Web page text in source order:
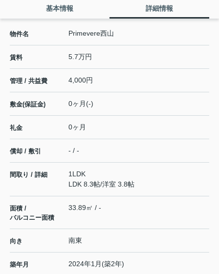
基本情報 詳細情報
物件名 Primevere西山
賃料 5.7万円
管理 / 共益費 4,000円
敷金(保証金) 0ヶ月(-)
礼金 0ヶ月
償却 / 敷引 - / -
間取り / 詳細
1LDK
LDK 8.3帖/洋室 3.8帖
面積 /
バルコニー面積
33.89㎡ / -
向き 南東
築年月 2024年1月(築2年)